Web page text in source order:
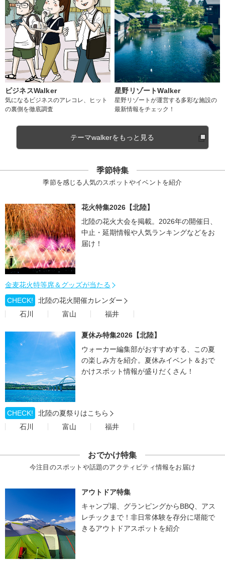
ビジネスWalker
気になるビジネスのアレコレ、ヒット
の裏側を徹底調査
星野リゾートWalker
星野リゾートが運営する多彩な施設の
最新情報をチェック！
テーマwalkerをもっと見る
季節特集
季節を感じる人気のスポットやイベントを紹介
花火特集2026【北陸】
北陸の花火大会を掲載。2026年の開催日、
中止・延期情報や人気ランキングなどをお
届け！
金麦花火特等席＆グッズが当たる
CHECK!
北陸の花火開催カレンダー
石川
富山 福井
夏休み特集2026【北陸】
ウォーカー編集部がおすすめする、この夏
の楽しみ方を紹介。夏休みイベント＆おで
かけスポット情報が盛りだくさん！
CHECK!
北陸の夏祭りはこちら
石川
富山 福井
おでかけ特集
今注目のスポットや話題のアクティビティ情報をお届け
アウトドア特集
キャンプ場、グランピングからBBQ、アス
レチックまで！非日常体験を存分に堪能で
きるアウトドアスポットを紹介